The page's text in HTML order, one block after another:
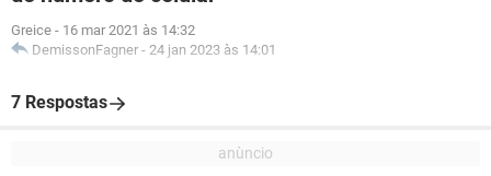
Greice - 16 mar 2021 às 14:32
DemissonFagner - 24 jan 2023 às 14:01
7 Respostas